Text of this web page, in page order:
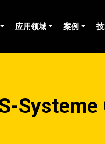
应用领域 案例
Systeme